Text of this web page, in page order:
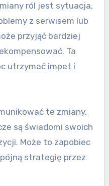
ról jest sytuacja,
z serwisem lub
przyjąć bardziej
Ta
utrzymać impet i
te zmiany,
są świadomi swoich
Może to zapobiec
strategię przez